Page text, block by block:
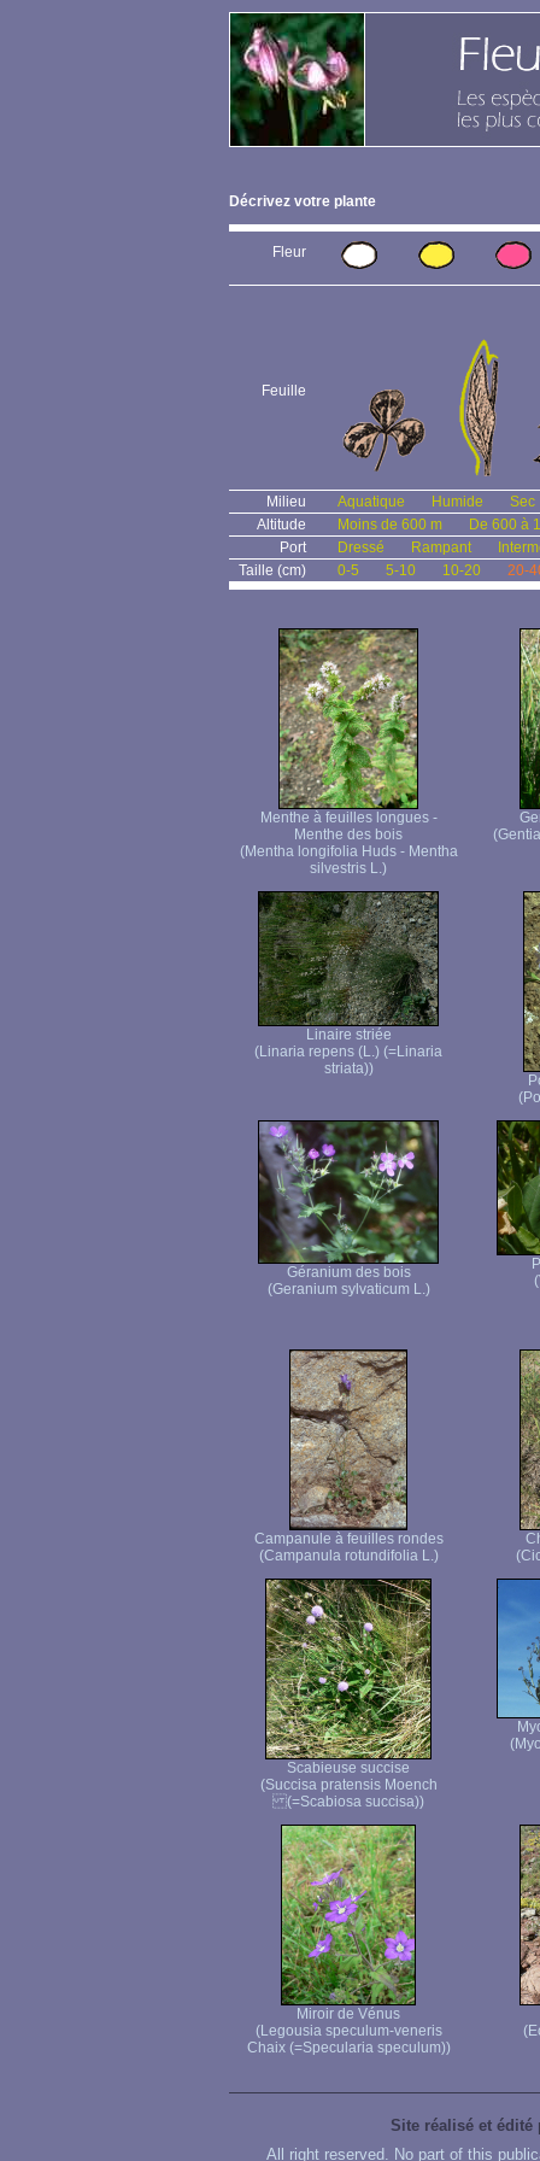
Décrivez votre plante
Fleur
Feuille
Milieu Aquatique Humide
Sec
Altitude
Moins de 600 m
De 600 à
Port
Dressé Rampant
Taille (cm)
0-5 5-10 10-20 20-
Menthe à feuilles longues -
Menthe des bois
(Mentha longifolia Huds - Mentha
silvestris L.)
Linaire striée
(Linaria repens (L.) (=Linaria
striata))
Géranium des bois
(Geranium sylvaticum L.)
Campanule à feuilles rondes
(Campanula rotundifolia L.)
Scabieuse succise
(Succisa pratensis Moench
(=Scabiosa succisa))
Miroir de Vénus
(Legousia speculum-veneris
Chaix (=Specularia speculum))
Site réalisé et édité
All right reserved. No part of this